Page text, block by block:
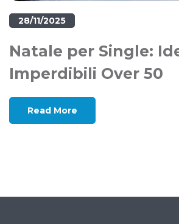
28/11/2025
Natale per Single:
Imperdibili Over 50
Read More